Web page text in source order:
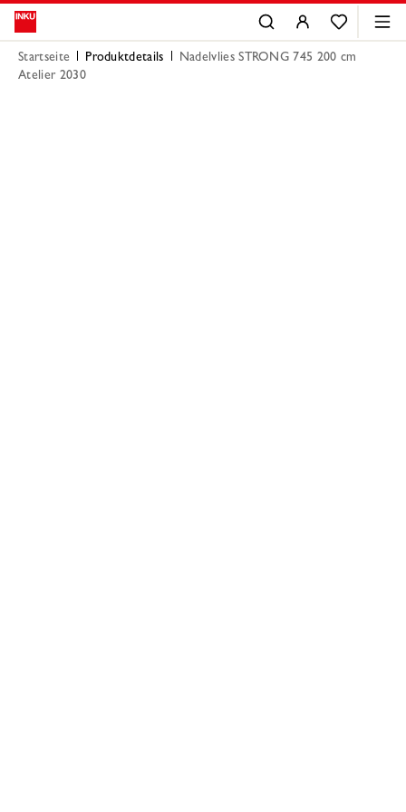
Startseite Produktdetails
Nadelvlies STRONG 745 200 cm
Atelier 2030